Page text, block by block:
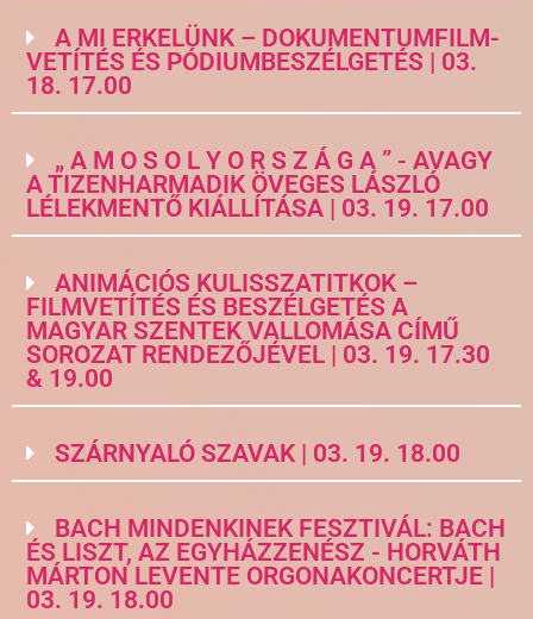
A MI ERKELÜNK – DOKUMENTUMFILM-
VETÍTÉS ÉS PÓDIUMBESZÉLGETÉS | 03.
18. 17.00
„ A M O S O L Y O R S Z Á G A ” - AVAGY
A TIZENHARMADIK ÖVEGES LÁSZLÓ
LÉLEKMENTŐ KIÁLLÍTÁSA | 03. 19. 17.00
ANIMÁCIÓS KULISSZATITKOK –
FILMVETÍTÉS ÉS BESZÉLGETÉS A
MAGYAR SZENTEK VALLOMÁSA CÍMŰ
SOROZAT RENDEZŐJÉVEL | 03. 19. 17.30
& 19.00
SZÁRNYALÓ SZAVAK | 03. 19. 18.00
BACH MINDENKINEK FESZTIVÁL: BACH
ÉS LISZT, AZ EGYHÁZZENÉSZ - HORVÁTH
MÁRTON LEVENTE ORGONAKONCERTJE |
03. 19. 18.00